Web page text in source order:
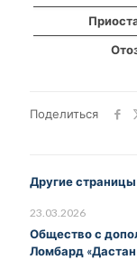
Поделиться
Другие страницы
23.03.2026
Общество с
Ломбард